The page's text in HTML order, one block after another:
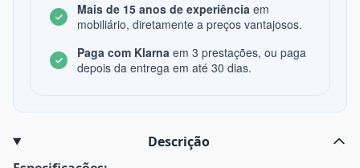
Mais de 15 anos de experiência em
mobiliário, diretamente a preços vantajosos.
Paga com Klarna em 3 prestações, ou paga
depois da entrega em até 30 dias.
Descrição